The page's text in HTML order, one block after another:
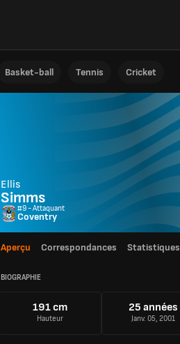
Basket-ball Tennis Cricket
Ellis
Simms
#9 - Attaquant
Coventry
Aperçu Correspondances Statistiques
BIOGRAPHIE
191 cm
Hauteur
25 années
Janv. 05, 2001